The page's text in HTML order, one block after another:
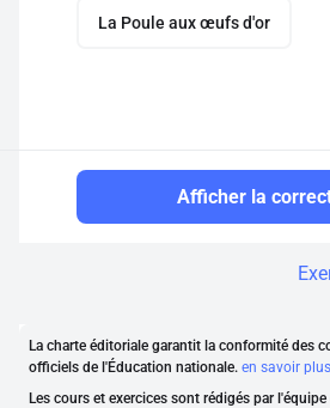
La Poule aux œufs d'or
Afficher la
La charte éditoriale garantit la conformité des
officiels de l'Éducation nationale. en savoir plus
Les cours et exercices sont rédigés par